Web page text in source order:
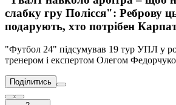
слабку гру Полісся": Реброву
подарують, хто потрібен
"Футбол 24" підсумував 19 тур УПЛ у
тренером і експертом Олегом
Поділитись